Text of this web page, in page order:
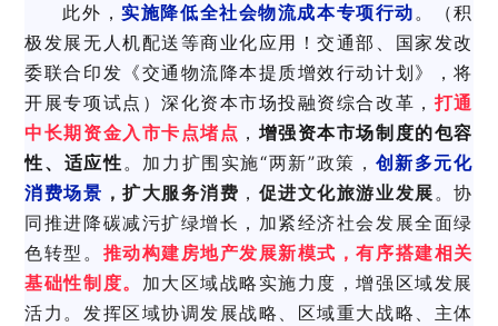
此外，实施降低全社会物流成本专项行动。（积
极发展无人机配送等商业化应用！交通部、国家发改
委联合印发《交通物流降本提质增效行动计划》，将
开展专项试点 ）深化资本市场投融资综合改革， 打通
中长期资金入市卡点堵点 ， 增强资本市场制度的包容
性、适应性。 加力扩围实施“两新”政策， 创新多元化
消费场景 ，扩大服务消费 ， 促进文化旅游业发展。协
同推进降碳减污扩绿增长，加紧经济社会发展全面绿
色转型。 推动构建房地产发展新模式，有序搭建相关
基础性制度。 加大区域战略实施力度，增强区域发展
活力。发挥区域协调发展战略、区域重大战略、主体